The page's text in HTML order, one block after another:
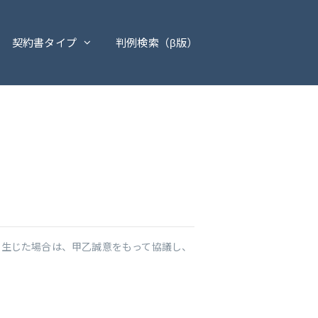
契約書タイプ 判例検索（β版）
た場合は、甲乙誠意をもって協議し、